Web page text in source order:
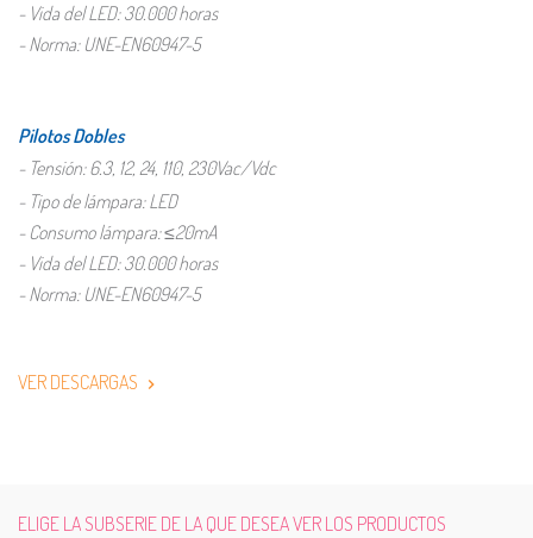
- Vida del LED: 30.000 horas
- Norma: UNE-EN60947-5
Pilotos Dobles
- Tensión: 6.3, 12, 24, 110, 230Vac/Vdc
- Tipo de lámpara: LED
- Consumo lámpara: ≤20mA
- Vida del LED: 30.000 horas
- Norma: UNE-EN60947-5
VER DESCARGAS
ELIGE LA SUBSERIE DE LA QUE DESEA VER LOS PRODUCTOS